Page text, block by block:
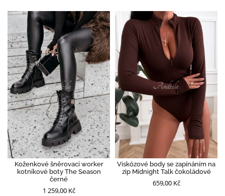
Koženkové šněrovací worker
kotníkové boty The Season
černé
1 259,00 Kč
Viskózové body se zapínáním na
zip Midnight Talk čokoládové
659,00 Kč